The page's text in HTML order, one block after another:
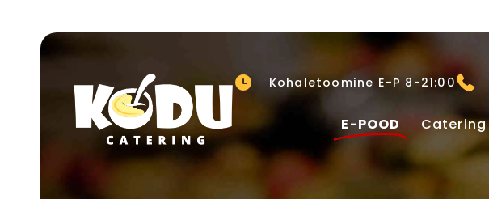
Kohaletoomine E-P 8-21:00
E-POOD